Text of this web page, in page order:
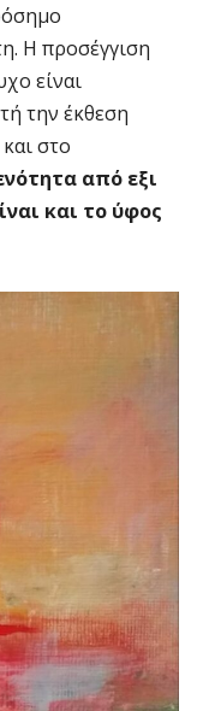
Η προσέγγιση
είναι
την έκθεση
στο
από εξι
και το ύφος